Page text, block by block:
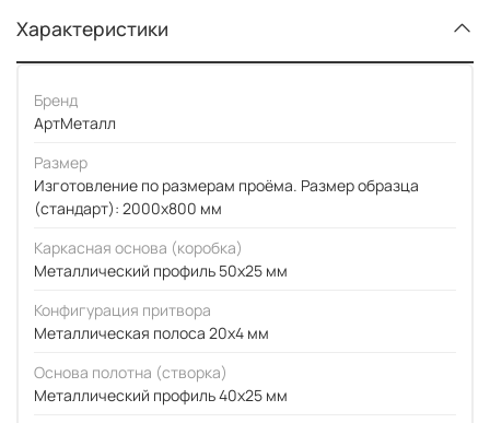
Характеристики
Бренд
АртМеталл
Размер
Изготовление по размерам проёма. Размер образца
(стандарт): 2000x800 мм
Каркасная основа (коробка)
Металлический профиль 50x25 мм
Конфигурация притвора
Металлическая полоса 20x4 мм
Основа полотна (створка)
Металлический профиль 40x25 мм